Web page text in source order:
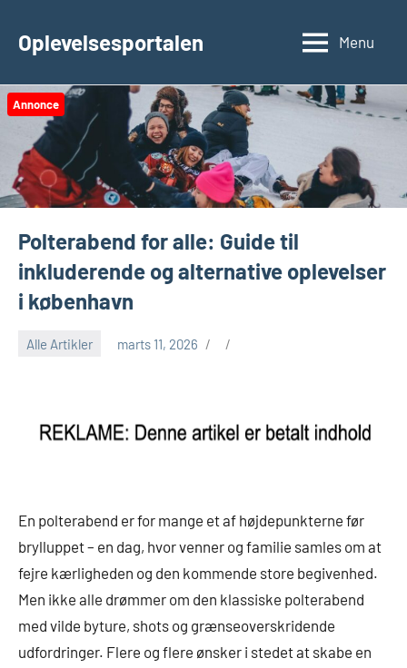
Oplevelsesportalen Menu
Annonce
Polterabend for alle: Guide til
inkluderende og alternative oplevelser
i københavn
Alle Artikler marts 11, 2026
En polterabend er for mange et af højdepunkterne før
brylluppet – en dag, hvor venner og familie samles om at
fejre kærligheden og den kommende store begivenhed.
Men ikke alle drømmer om den klassiske polterabend
med vilde byture, shots og grænseoverskridende
udfordringer. Flere og flere ønsker i stedet at skabe en